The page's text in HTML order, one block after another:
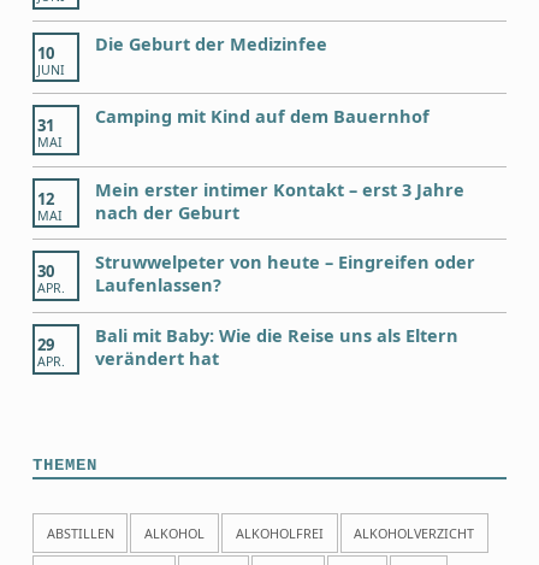
10
JUNI
Die Geburt der Medizinfee
31
MAI
Camping mit Kind auf dem Bauernhof
12
MAI
Mein erster intimer Kontakt – erst 3 Jahre
nach der Geburt
30
APR.
Struwwelpeter von heute – Eingreifen oder
Laufenlassen?
29
APR.
Bali mit Baby: Wie die Reise uns als Eltern
verändert hat
THEMEN
ABSTILLEN ALKOHOL ALKOHOLFREI ALKOHOLVERZICHT